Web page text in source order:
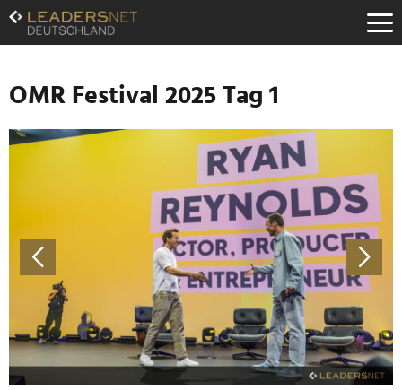
Zum
Inhalt
Zur
Navigation
Zur
Hauptnavigation
OMR Festival 2025 Tag 1